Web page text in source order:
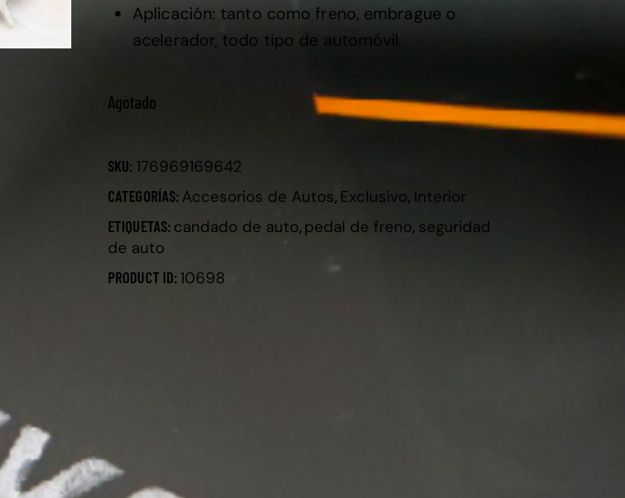
Aplicación: tanto como freno, embrague o
acelerador, todo tipo de automóvil.
Agotado
SKU: 176969169642
CATEGORÍAS: Accesorios de Autos, Exclusivo, Interior
ETIQUETAS: candado de auto, pedal de freno, seguridad
de auto
PRODUCT ID:10698